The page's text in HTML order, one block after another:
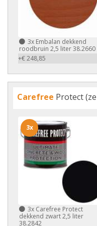
3x Embalan dekkend
roodbruin 2,5 liter 38.2660
+€ 248,85
Carefree Protect
3x Carefree Protect
dekkend zwart 2,5 liter
38.2842
3x